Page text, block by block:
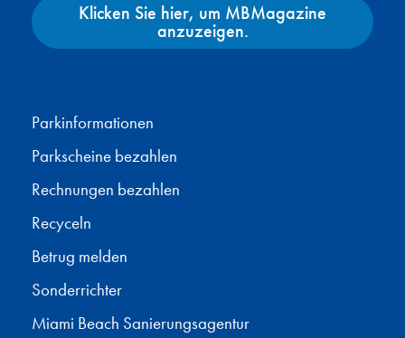
Klicken Sie hier, um MBMagazine
anzuzeigen.
Parkinformationen
Parkscheine bezahlen
Rechnungen bezahlen
Recyceln
Betrug melden
Sonderrichter
Miami Beach Sanierungsagentur